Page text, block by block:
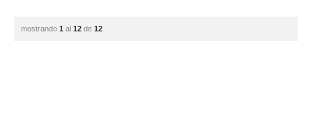
mostrando 1 al 12 de 12